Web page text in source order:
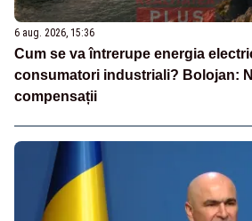
6 aug. 2026, 15:36
Cum se va întrerupe energia
consumatori industriali? Bolojan:
compensații